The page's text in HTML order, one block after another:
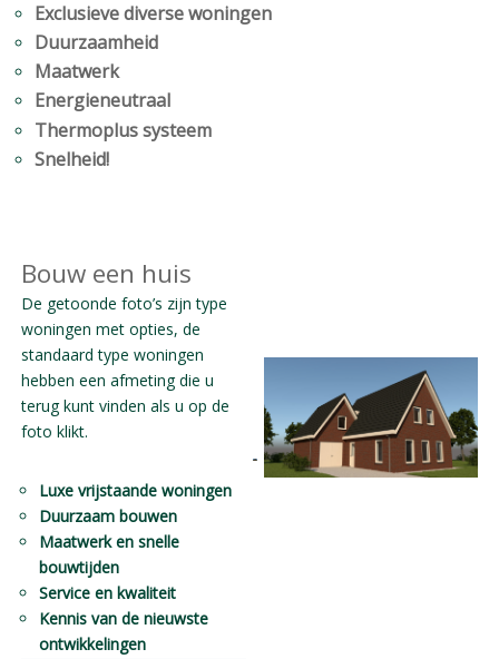
Exclusieve diverse woningen
Duurzaamheid
Maatwerk
Energieneutraal
Thermoplus systeem
Snelheid!
Bouw een huis
De getoonde foto’s zijn type
woningen met opties, de
standaard type woningen
hebben een afmeting die u
terug kunt vinden als u op de
foto klikt.
Luxe vrijstaande woningen
Duurzaam bouwen
Maatwerk en snelle
bouwtijden
Service en kwaliteit
Kennis van de nieuwste
ontwikkelingen